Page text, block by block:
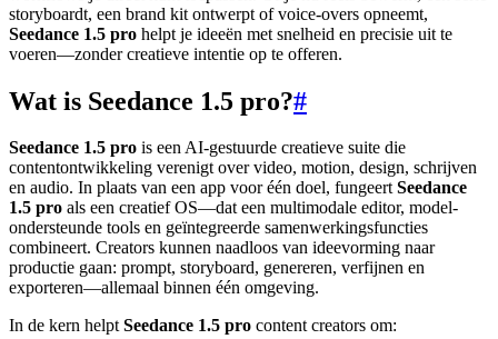
storyboardt, een brand kit ontwerpt of voice-overs opneemt,
Seedance 1.5 pro helpt je ideeën met snelheid en precisie uit te
voeren—zonder creatieve intentie op te offeren.
Wat is Seedance 1.5 pro?#
Seedance 1.5 pro is een AI-gestuurde creatieve suite die
contentontwikkeling verenigt over video, motion, design, schrijven
en audio. In plaats van een app voor één doel, fungeertSeedance
1.5 pro als een creatief OS—dat een multimodale editor, model-
ondersteunde tools en geïntegreerde samenwerkingsfuncties
combineert. Creators kunnen naadloos van ideevorming naar
productie gaan: prompt, storyboard, genereren, verfijnen en
exporteren—allemaal binnen één omgeving.
In de kern helptSeedance 1.5 pro content creators om: